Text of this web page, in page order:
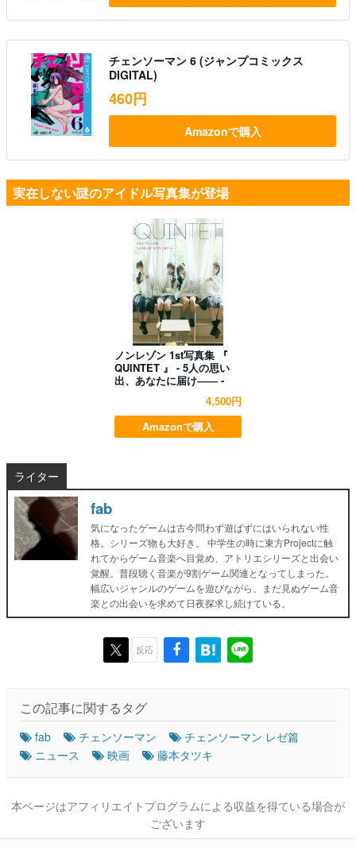
チェンソーマン 6 (ジャンプコミックス
DIGITAL)
460円
Amazonで購入
実在しない謎のアイドル写真集が登場
ノンレゾン 1st写真集 『
QUINTET 』 - 5人の思い
出、あなたに届け―― -
4,500円
Amazonで購入
ライター
fab
気になったゲームは古今問わず遊ばずにはいられない性
格。シリーズ物も大好き。 中学生の時に東方Projectに触
れてからゲーム音楽へ目覚め、アトリエシリーズと出会い
覚醒。普段聴く音楽が9割ゲーム関連となってしまった。
幅広いジャンルのゲームを遊びながら、まだ見ぬゲーム音
楽との出会いを求めて日夜探求し続けている。
反応
この記事に関するタグ
fab チェンソーマン
チェンソーマン レゼ篇
ニュース
映画 藤本タツキ
本ページはアフィリエイトプログラムによる収益を得ている場合が
ございます